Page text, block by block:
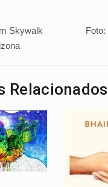
Skywalk
Relacionados